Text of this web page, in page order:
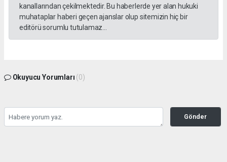
kanallarından çekilmektedir. Bu haberlerde yer alan hukuki
muhataplar haberi geçen ajanslar olup sitemizin hiç bir
editörü sorumlu tutulamaz...
Okuyucu Yorumları (0)
Gönder